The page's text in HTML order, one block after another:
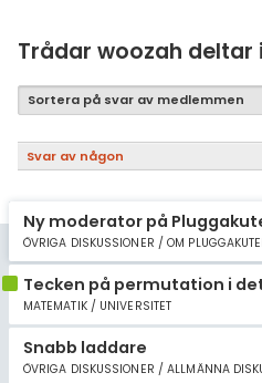
Trådar woozah deltar i
Sortera på svar av medlemmen
Svar av någon
Ny moderator på
ÖVRIGA DISKUSSIONER / OM
Tecken på permutation i
MATEMATIK / UNIVERSITET
Snabb laddare
ÖVRIGA DISKUSSIONER / ALLMÄNNA